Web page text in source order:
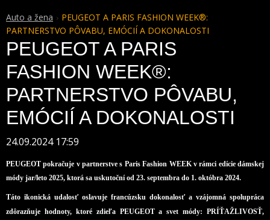
Auto a žena
PEUGEOT A PARIS FASHION WEEK®:
PARTNERSTVO PÔVABU, EMÓCIÍ A DOKONALOSTI
PEUGEOT A PARIS
FASHION WEEK®:
PARTNERSTVO PÔVABU,
EMÓCIÍ A DOKONALOSTI
24.09.2024 17:59
PEUGEOT pokračuje v partnerstve s Paris Fashion WEEK v rámci edície dámskej
módy jar/leto 2025, ktorá sa uskutoční od 23. septembra do 1. októbra 2024.
Táto ikonická udalosť oslavuje francúzsku dokonalosť a vzájomná spolupráca
zdôrazňuje hodnoty, ktoré zdieľa PEUGEOT a svet módy: PRÍŤAŽLIVOSŤ,